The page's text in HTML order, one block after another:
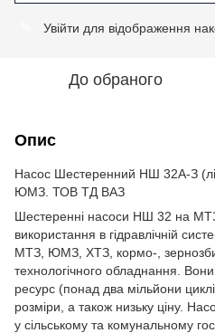
Увійти для відображення
До обраного
Опис
Насос Шестеренний НШ 32А-З
ЮМЗ. ТОВ ТД ВАЗ
Шестеренні насоси НШ 32 на
використання в гідравлічній
МТЗ, ЮМЗ, ХТЗ, кормо-,
технологічного обладнання.
ресурс (понад два мільйони
розміри, а також низьку ціну.
у сільському та комунальному